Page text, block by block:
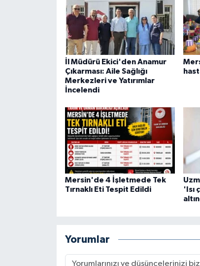
İl Müdürü Ekici'den Anamur
Çıkarması: Aile Sağlığı
Merkezleri ve Yatırımlar
İncelendi
Mersin'de 4 İşletmede Tek
Tırnaklı Eti Tespit Edildi
'Isı
Yorumlar